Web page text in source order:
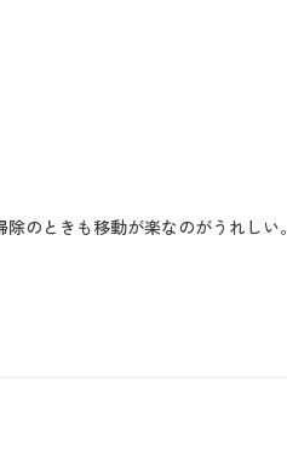
のときも移動が楽なのがうれしい。